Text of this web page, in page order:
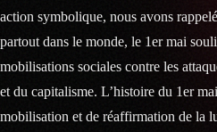
action symbolique, nous avons
partout dans le monde, le 1er mai
mobilisations sociales contre les
et du capitalisme. L’histoire du 1er
mobilisation et de réaffirmation de la